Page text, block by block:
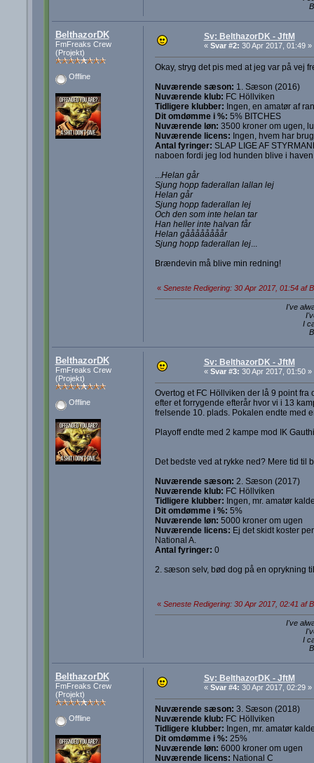
BelthazorDK
FmFreaks Crew
(Projekt)
Offline
Sv: BelthazorDK - JftM
« Svar #2: 30 Apr 2017, 01:49 »
Okay, stryg det pis med at jeg var på vej
Nuværende sæson: 1. Sæson (2016)
Nuværende klub: FC Höllviken
Tidligere klubber: Ingen, en amatør af
Dit omdømme i %: 5% BITCHES
Nuværende løn: 3500 kroner om ugen,
Nuværende licens: Ingen, hvem har
Antal fyringer: SLAP LIGE AF
naboen fordi jeg lod hunden blive i
Helan går
Sjung hopp faderallan lallan lej
Helan går
Sjung hopp faderallan lej
Och den som inte helan tar
Han heller inte halvan får
Helan gåååååååår
Sjung hopp faderallan lej...
Brændevin må blive min redning!
« Seneste Redigering: 30 Apr 2017, 01:54 af
I've
I
BelthazorDK
FmFreaks Crew
(Projekt)
Offline
Sv: BelthazorDK - JftM
« Svar #3: 30 Apr 2017, 01:50 »
Overtog et FC Höllviken der lå 9 point
efter et forrygende efterår hvor vi i 13
frelsende 10. plads. Pokalen endte med
Playoff endte med 2 kampe mod IK
Det bedste ved at rykke ned? Mere tid til
Nuværende sæson: 2. Sæson (2017)
Nuværende klub: FC Höllviken
Tidligere klubber: Ingen, mr. amatør
Dit omdømme i %: 5%
Nuværende løn: 5000 kroner om ugen
Nuværende licens: Ej det skidt koster
National A.
Antal fyringer: 0
2. sæson selv, bød dog på en oprykning
« Seneste Redigering: 30 Apr 2017, 02:41 af
I've
I
BelthazorDK
FmFreaks Crew
(Projekt)
Offline
Sv: BelthazorDK - JftM
« Svar #4: 30 Apr 2017, 02:29 »
Nuværende sæson: 3. Sæson (2018)
Nuværende klub: FC Höllviken
Tidligere klubber: Ingen, mr. amatør
Dit omdømme i %: 25%
Nuværende løn: 6000 kroner om ugen
Nuværende licens: National C